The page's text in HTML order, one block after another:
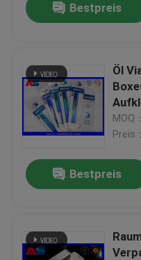
Bestpreis
Öl
MOQ
Preis
Bestpreis